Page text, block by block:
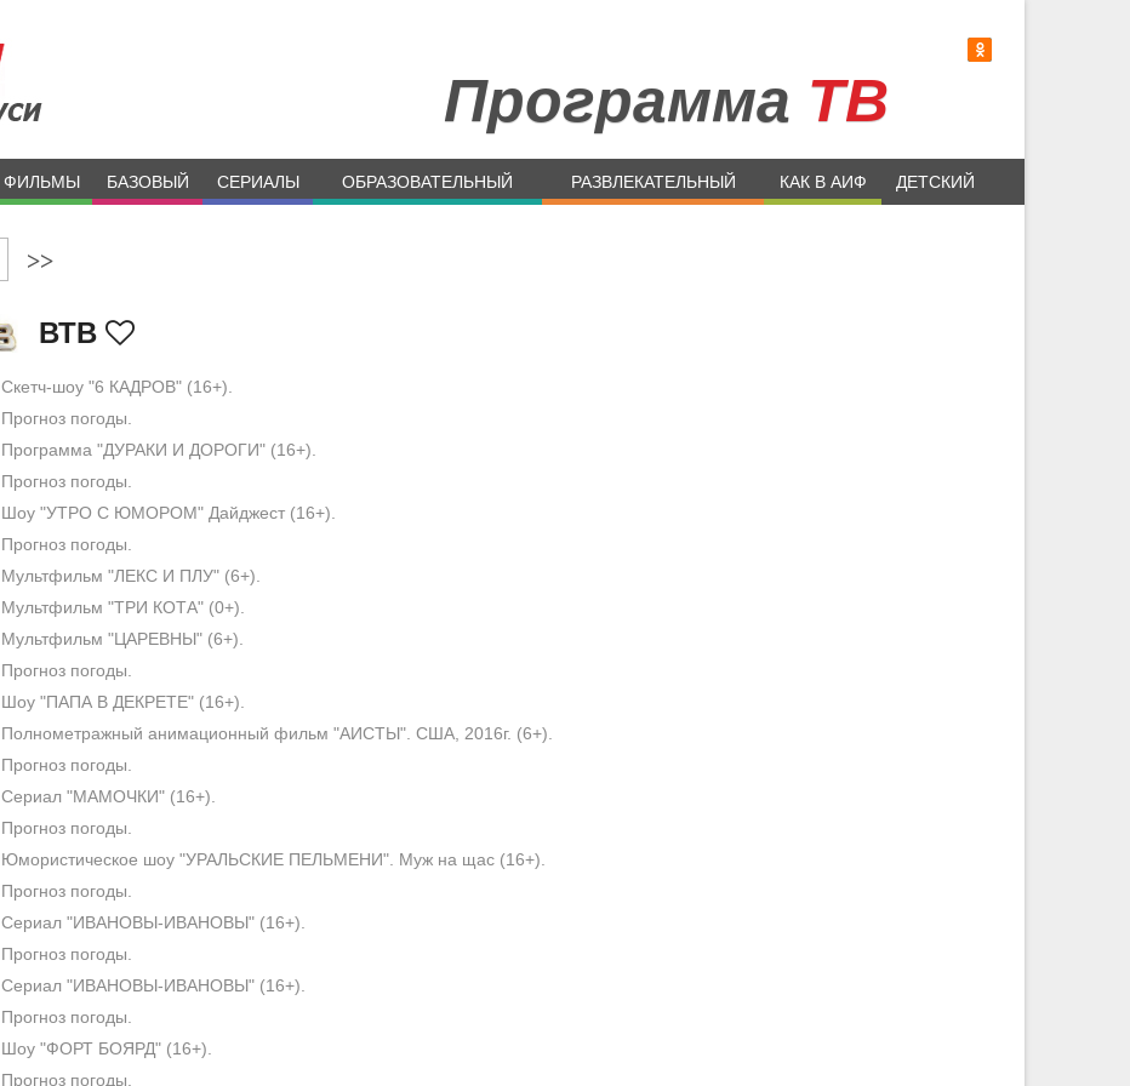
Программа ТВ
ФИЛЬМЫ БАЗОВЫЙ СЕРИАЛЫ ОБРАЗОВАТЕЛЬНЫЙ РАЗВЛЕКАТЕЛЬНЫЙ КАК В АИФ ДЕТСКИЙ
>>
ВТВ
Скетч-шоу "6 КАДРОВ" (16+).
Прогноз погоды.
Программа "ДУРАКИ И ДОРОГИ" (16+).
Прогноз погоды.
Шоу "УТРО С ЮМОРОМ" Дайджест (16+).
Прогноз погоды.
Мультфильм "ЛЕКС И ПЛУ" (6+).
Мультфильм "ТРИ КОТА" (0+).
Мультфильм "ЦАРЕВНЫ" (6+).
Прогноз погоды.
Шоу "ПАПА В ДЕКРЕТЕ" (16+).
Полнометражный анимационный фильм "АИСТЫ". США, 2016г. (6+).
Прогноз погоды.
Сериал "МАМОЧКИ" (16+).
Прогноз погоды.
Юмористическое шоу "УРАЛЬСКИЕ ПЕЛЬМЕНИ". Муж на щас (16+).
Прогноз погоды.
Сериал "ИВАНОВЫ-ИВАНОВЫ" (16+).
Прогноз погоды.
Сериал "ИВАНОВЫ-ИВАНОВЫ" (16+).
Прогноз погоды.
Шоу "ФОРТ БОЯРД" (16+).
Прогноз погоды.